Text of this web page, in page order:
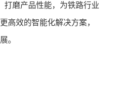
打磨产品性能，为铁路行业
高效的智能化解决方案，
。